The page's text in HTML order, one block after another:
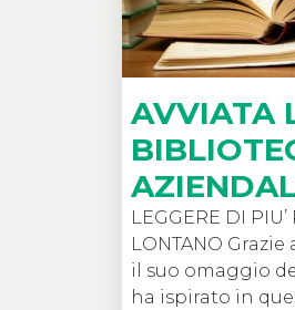
AVVIATA
LEGGERE DI PIU’
LONTANO Grazie
il suo omaggio
ha ispirato in